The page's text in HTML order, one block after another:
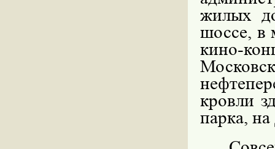
жилых
шоссе, в
кино-
кровли
парка,